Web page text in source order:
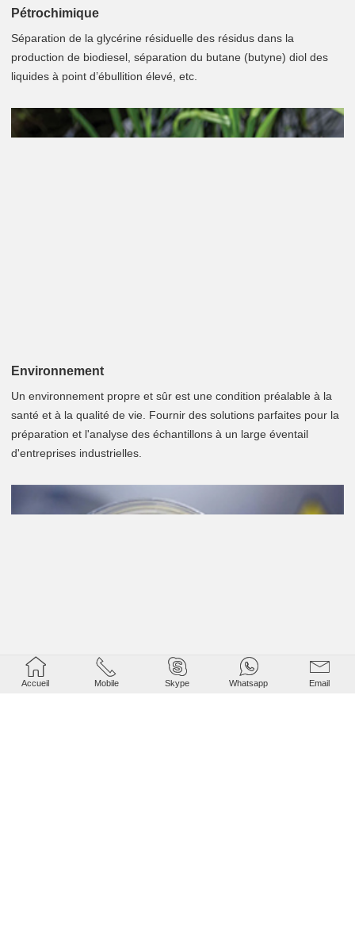
Pétrochimique
Séparation de la glycérine résiduelle des résidus dans la
production de biodiesel, séparation du butane (butyne) diol des
liquides à point d’ébullition élevé, etc.
Environnement
Un environnement propre et sûr est une condition préalable à la
santé et à la qualité de vie. Fournir des solutions parfaites pour la
préparation et l'analyse des échantillons à un large éventail
d'entreprises industrielles.

Accueil

Mobile

Skype

Whatsapp

Email